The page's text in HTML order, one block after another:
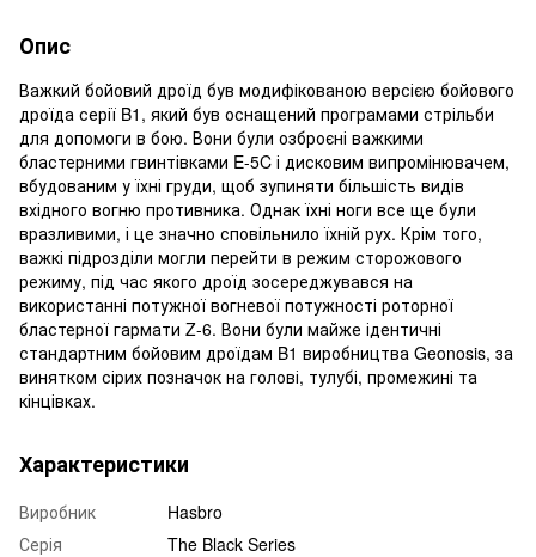
Опис
Важкий бойовий дроїд був модифікованою версією бойового
дроїда серії B1, який був оснащений програмами стрільби
для допомоги в бою. Вони були озброєні важкими
бластерними гвинтівками E-5C і дисковим випромінювачем,
вбудованим у їхні груди, щоб зупиняти більшість видів
вхідного вогню противника. Однак їхні ноги все ще були
вразливими, і це значно сповільнило їхній рух. Крім того,
важкі підрозділи могли перейти в режим сторожового
режиму, під час якого дроїд зосереджувався на
використанні потужної вогневої потужності роторної
бластерної гармати Z-6. Вони були майже ідентичні
стандартним бойовим дроїдам B1 виробництва Geonosis, за
винятком сірих позначок на голові, тулубі, промежині та
кінцівках.
Характеристики
Виробник
Hasbro
Серія
The Black Series